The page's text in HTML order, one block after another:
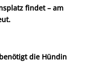
findet – am
die Hündin